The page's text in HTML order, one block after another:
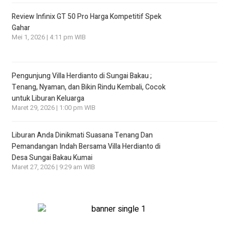
Review Infinix GT 50 Pro Harga Kompetitif Spek
Gahar
Mei 1, 2026 | 4:11 pm WIB
Pengunjung Villa Herdianto di Sungai Bakau ;
Tenang, Nyaman, dan Bikin Rindu Kembali, Cocok
untuk Liburan Keluarga
Maret 29, 2026 | 1:00 pm WIB
Liburan Anda Dinikmati Suasana Tenang Dan
Pemandangan Indah Bersama Villa Herdianto di
Desa Sungai Bakau Kumai
Maret 27, 2026 | 9:29 am WIB